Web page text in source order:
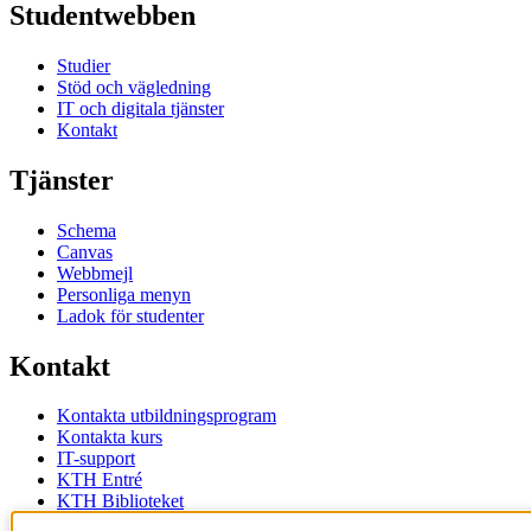
Studentwebben
Studier
Stöd och vägledning
IT och digitala tjänster
Kontakt
Tjänster
Schema
Canvas
Webbmejl
Personliga menyn
Ladok för studenter
Kontakt
Kontakta utbildningsprogram
Kontakta kurs
IT-support
KTH Entré
KTH Biblioteket